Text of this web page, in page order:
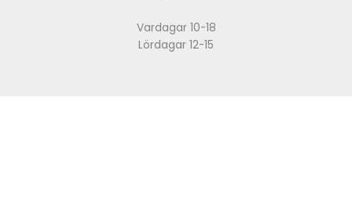
Vardagar 10-18
Lördagar 12-15